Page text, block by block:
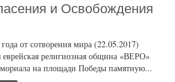
и Освобождения
от сотворения мира (22.05.2017)
еврейская религиозная община «ВЕРО»
на площади Победы памятную...